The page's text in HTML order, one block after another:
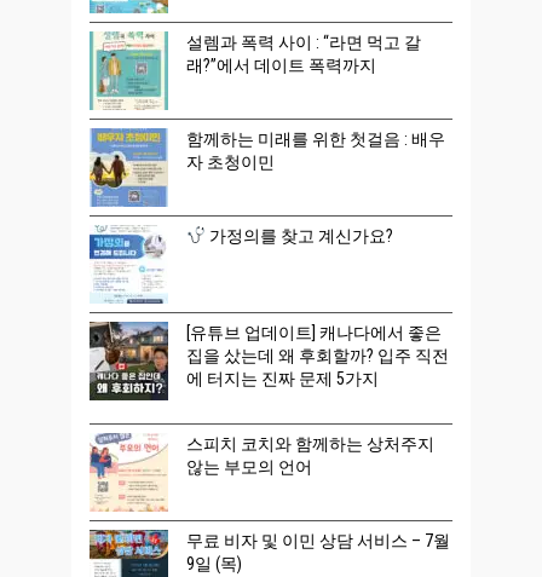
설렘과 폭력 사이 : “라면 먹고 갈
래?”에서 데이트 폭력까지
함께하는 미래를 위한 첫걸음 : 배우
자 초청이민
가정의를 찾고 계신가요?
[유튜브 업데이트] 캐나다에서 좋은
집을 샀는데 왜 후회할까? 입주 직전
에 터지는 진짜 문제 5가지
스피치 코치와 함께하는 상처주지
않는 부모의 언어
무료 비자 및 이민 상담 서비스 – 7월
9일 (목)